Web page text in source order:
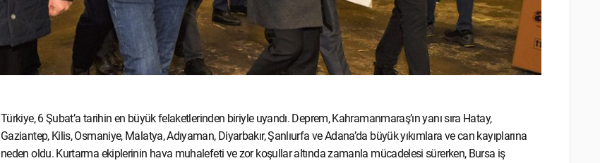
Türkiye, 6 Şubat’a tarihin en büyük felaketlerinden biriyle uyandı. Deprem, Kahramanmaraş’ın yanı sıra Hatay,
Gaziantep, Kilis, Osmaniye, Malatya, Adıyaman, Diyarbakır, Şanlıurfa ve Adana’da büyük yıkımlara ve can kayıplarına
neden oldu. Kurtarma ekiplerinin hava muhalefeti ve zor koşullar altında zamanla mücadelesi sürerken, Bursa iş